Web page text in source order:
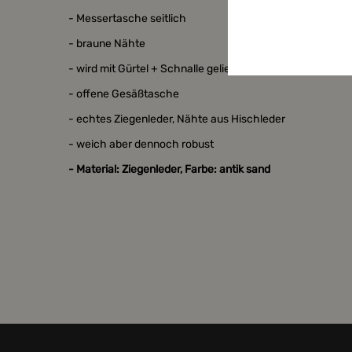
- Messertasche seitlich
- braune Nähte
- wird mit Gürtel + Schnalle geliefert
- offene Gesäßtasche
- echtes Ziegenleder, Nähte aus Hischleder
- weich aber dennoch robust
- Material: Ziegenleder, Farbe: antik sand